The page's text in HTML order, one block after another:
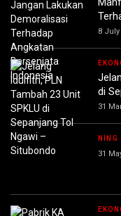
8 July
di
31
NING
31